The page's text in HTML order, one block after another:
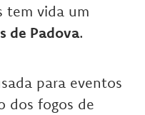
tem vida um
de Padova.
para eventos
dos fogos de